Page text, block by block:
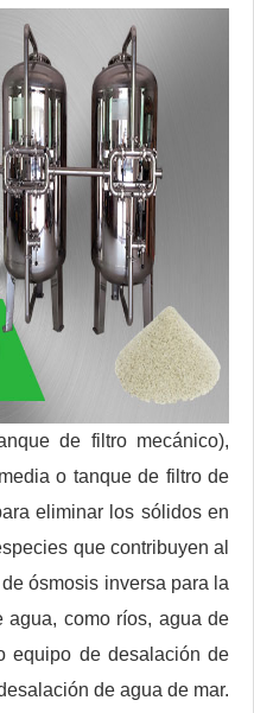
de filtro mecánico),
o tanque de filtro de
eliminar los sólidos en
que contribuyen al
ósmosis inversa para la
agua, como ríos, agua de
equipo de desalación de
de agua de mar.